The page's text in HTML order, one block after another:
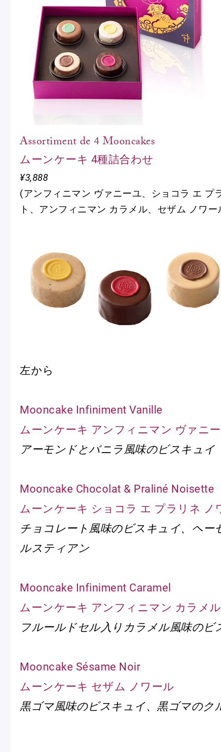
ショッピングバッグ
Assortiment de 4 Mooncakes
ムーンケーキ 4種詰合わせ
¥3,888
(アンフィニマン ヴァニーユ、ショコラ エ プ
ト、アンフィニマン カラメル、セザム ノワ
左から
Mooncake Infiniment Vanille
ムーンケーキ アンフィニマン ヴァニ
アーモンドとバニラ風味のビスキュイ
Mooncake Chocolat & Praliné Noisette
ムーンケーキ ショコラ エ プラリネ ノ
チョコレート風味のビスキュイ、ヘー
ルスティアン
Mooncake Infiniment Caramel
ムーンケーキ アンフィニマン カラメル
フルールドセル入りカラメル風味のビ
Mooncake Sésame Noir
ムーンケーキ セザム ノワール
黒ゴマ風味のビスキュイ、黒ゴマのク